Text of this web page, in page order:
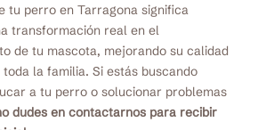
tu perro en Tarragona significa
transformación real en el
de tu mascota, mejorando su calidad
la familia. Si estás buscando
a tu perro o solucionar problemas
dudes en contactarnos para recibir